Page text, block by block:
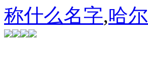
称什么名字,哈